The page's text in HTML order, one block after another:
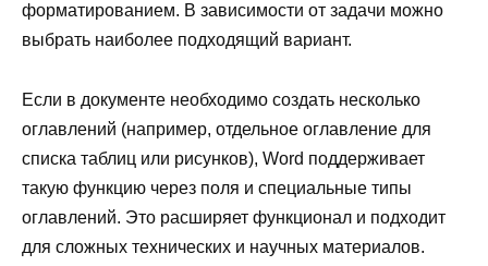
форматированием. В зависимости от задачи можно
выбрать наиболее подходящий вариант.
Если в документе необходимо создать несколько
оглавлений (например, отдельное оглавление для
списка таблиц или рисунков), Word поддерживает
такую функцию через поля и специальные типы
оглавлений. Это расширяет функционал и подходит
для сложных технических и научных материалов.